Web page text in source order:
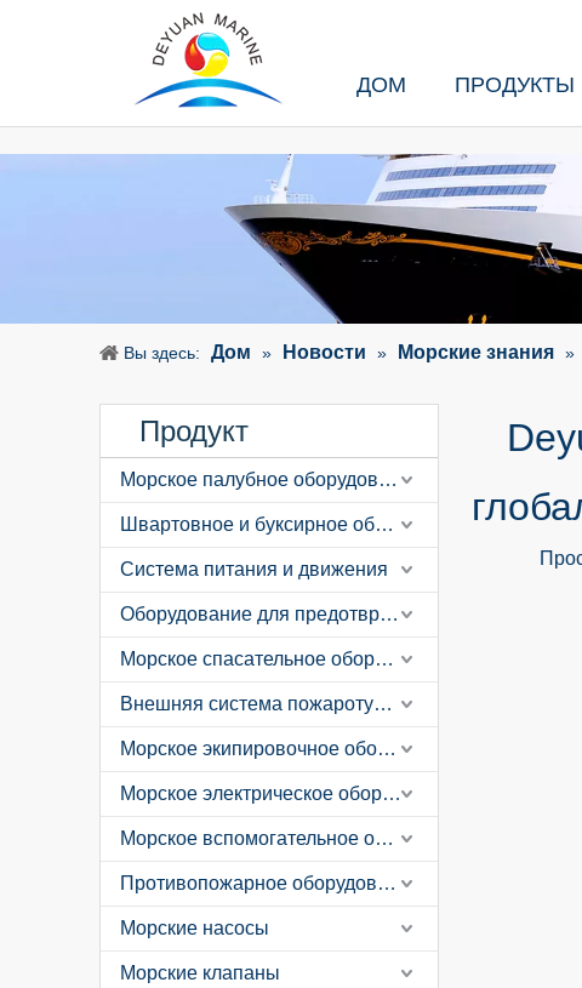
ДОМ ПРОДУКТЫ
Вы здесь: Дом » Новости » Морские знания »
Продукт
Морское палубное оборудование
Швартовное и буксирное оборудование
Система питания и движения
Оборудование для предотвращения загрязнения
Морское спасательное оборудование
Внешняя система пожаротушения
Морское экипировочное оборудование
Морское электрическое оборудование
Морское вспомогательное оборудование
Противопожарное оборудование
Морские насосы
Морские клапаны